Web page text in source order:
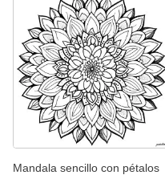
Mandala sencillo con pétalos